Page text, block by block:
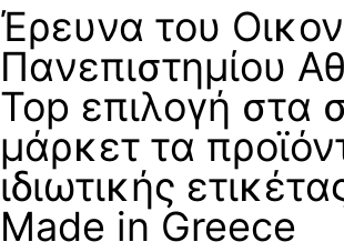
Έρευνα του
Πανεπιστημίου
Top επιλογή στα
μάρκετ τα
ιδιωτικής
Made in Greece